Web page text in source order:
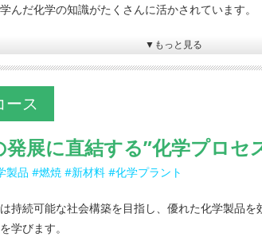
んだ化学の知識がたくさんに活かされています。
▼もっと見る
ース
発展に直結する”化学プロセ
製品 #燃焼 #新材料 #化学プラント
持続可能な社会構築を目指し、優れた化学製品を
学びます。